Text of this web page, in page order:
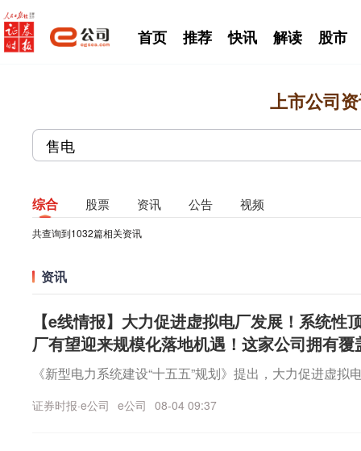
首页 推荐 快讯 解读 股市
上市公司
综合 股票 资讯 公告 视频
共查询到1032篇相关资讯
资讯
【e线情报】大力促进虚拟电厂发展！系统性
厂有望迎来规模化落地机遇！这家公司拥有
全链条的服务能力！
《新型电力系统建设“十五五”规划》提出，大力促进虚拟
证券时报·e公司 e公司 08-04 09:37